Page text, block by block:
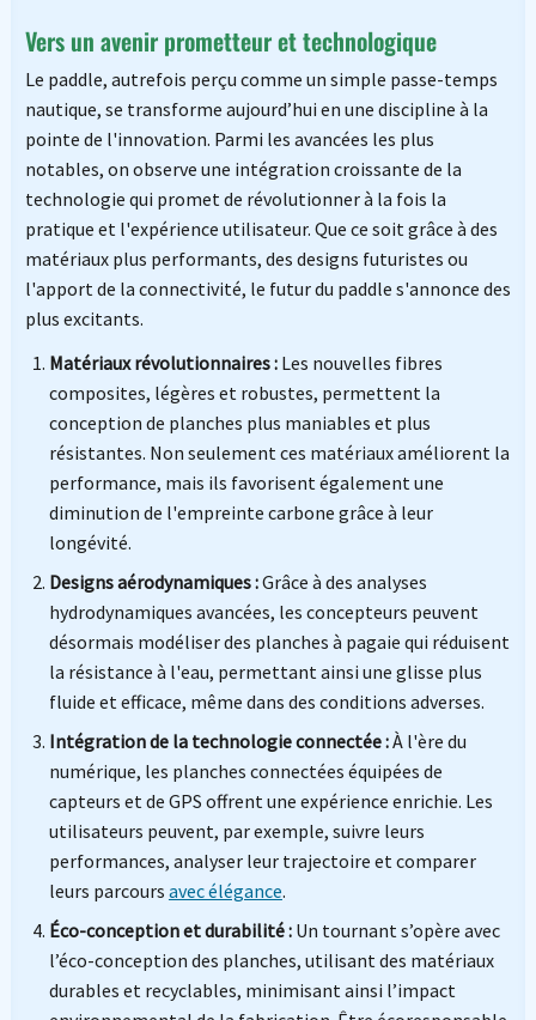
Vers un avenir prometteur et technologique
Le paddle, autrefois perçu comme un simple passe-temps
nautique, se transforme aujourd’hui en une discipline à la
pointe de l'innovation. Parmi les avancées les plus
notables, on observe une intégration croissante de la
technologie qui promet de révolutionner à la fois la
pratique et l'expérience utilisateur. Que ce soit grâce à des
matériaux plus performants, des designs futuristes ou
l'apport de la connectivité, le futur du paddle s'annonce des
plus excitants.
Matériaux révolutionnaires :Les nouvelles fibres
composites, légères et robustes, permettent la
conception de planches plus maniables et plus
résistantes. Non seulement ces matériaux améliorent la
performance, mais ils favorisent également une
diminution de l'empreinte carbone grâce à leur
longévité.
Designs aérodynamiques :Grâce à des analyses
hydrodynamiques avancées, les concepteurs peuvent
désormais modéliser des planches à pagaie qui réduisent
la résistance à l'eau, permettant ainsi une glisse plus
fluide et efficace, même dans des conditions adverses.
Intégration de la technologie connectée :À l'ère du
numérique, les planches connectées équipées de
capteurs et de GPS offrent une expérience enrichie. Les
utilisateurs peuvent, par exemple, suivre leurs
performances, analyser leur trajectoire et comparer
leurs parcours avec élégance.
Éco-conception et durabilité :Un tournant s’opère avec
l’éco-conception des planches, utilisant des matériaux
durables et recyclables, minimisant ainsi l’impact